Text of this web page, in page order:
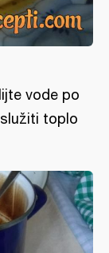
vode po
toplo